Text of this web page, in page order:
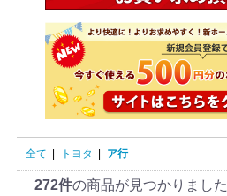
全て | トヨタ | ア行
272件の商品が見つかりました